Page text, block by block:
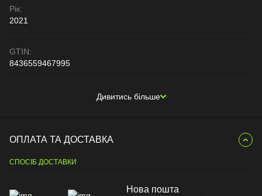
Рік:
2021
GTIN:
8436559467995
Дивитись більше
ОПЛАТА ТА ДОСТАВКА
СПОСІБ ДОСТАВКИ
Нова пошта